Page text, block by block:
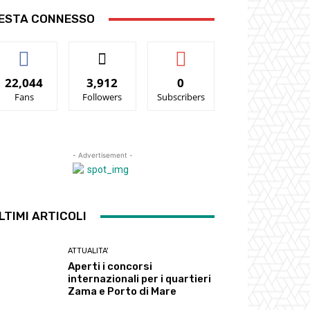
CONNESSO
22,044
Fans
3,912
Followers
0
Subscribers
- Advertisement -
ARTICOLI
ATTUALITA'
Aperti i concorsi
internazionali per i quartieri
Zama e Porto di Mare